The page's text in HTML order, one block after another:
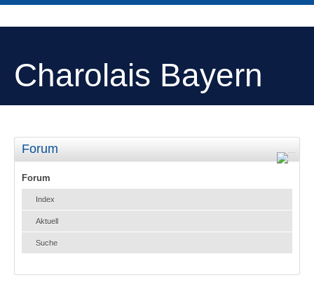
Charolais Bayern
Forum
Forum
Index
Aktuell
Suche